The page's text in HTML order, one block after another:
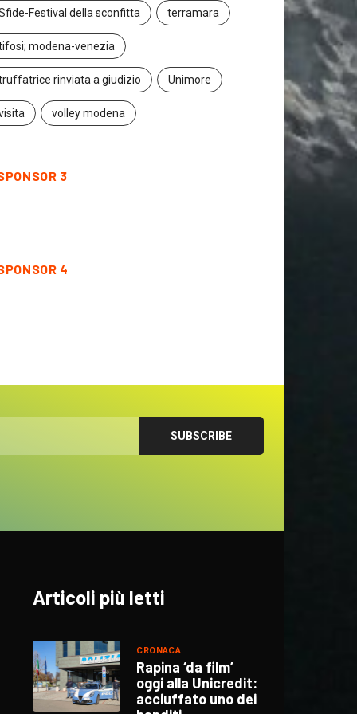
Festival della sconfitta terramara
modena-venezia
rinviata a giudizio Unimore
volley modena
3
4
Articoli più letti
CRONACA
Rapina ‘da film’
oggi alla Unicredit:
acciuffato uno dei